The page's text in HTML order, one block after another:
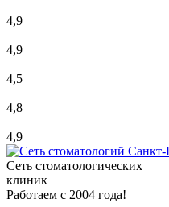
4,9
4,9
4,5
4,8
4,9
Сеть стоматологических
клиник
Работаем с 2004 года!